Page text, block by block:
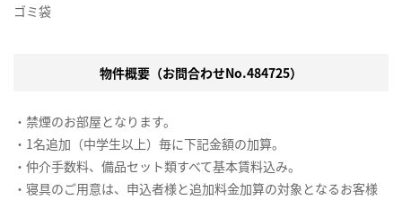
ゴミ袋
物件概要（お問合わせNo.484725）
・禁煙のお部屋となります。
・1名追加（中学生以上）毎に下記金額の加算。
・仲介手数料、備品セット類すべて基本賃料込み。
・寝具のご用意は、申込者様と追加料金加算の対象となるお客様